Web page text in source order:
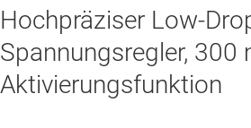
Hochpräziser Low-
Spannungsregler, 300
Aktivierungsfunktion